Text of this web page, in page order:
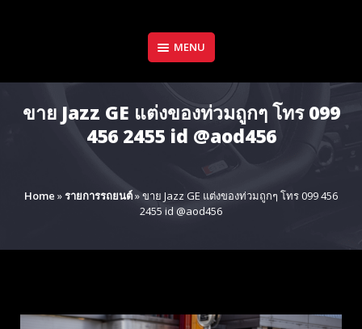
MENU
ขาย Jazz GE แต่งของท่วมถูกๆ โทร 099
456 2455 id @aod456
Home »รายการรถยนต์»ขาย Jazz GE แต่งของท่วมถูกๆ โทร 099 456
2455 id @aod456